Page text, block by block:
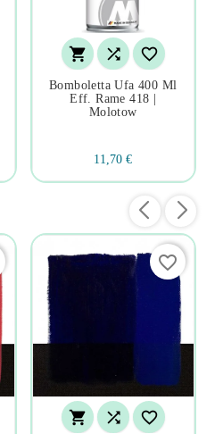
  
Bomboletta Ufa 400 Ml
Eff. Rame 418 |
Molotow
11,70 €
  
favorite_border